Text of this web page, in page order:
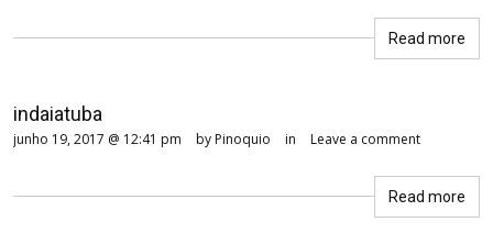
Read more
indaiatuba
junho 19, 2017 @ 12:41 pm by Pinoquio in Leave a comment
Read more